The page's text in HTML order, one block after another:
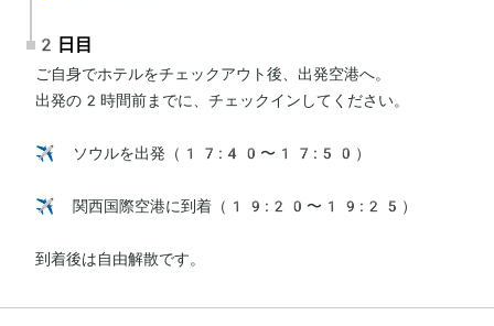
2日目
ご自身でホテルをチェックアウト後、出発空港へ。
出発の2時間前までに、チェックインしてください。
✈️ ソウルを出発（17:40〜17:50）
✈️ 関西国際空港に到着（19:20〜19:25）
到着後は自由解散です。